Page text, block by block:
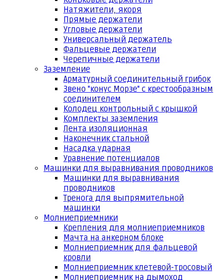
Натяжители, якоря
Прямые держатели
Угловые держатели
Универсальный держатель
Фальцевые держатели
Черепичные держатели
Заземление
Арматурный соединительный грибок
Звено "конус Морзе" с крестообразным
соединителем
Колодец контрольный с крышкой
Комплекты заземления
Лента изоляционная
Наконечник стальной
Насадка ударная
Уравнение потенциалов
Машинки для выравнивания проводников
Машинки для выравнивания
проводников
Тренога для выпрямительной
машинки
Молниеприемники
Крепления для молниеприемников
Мачта на анкерном блоке
Молниеприемник для фальцевой
кровли
Молниеприемник клетевой-тросовый
Молниеприемник на дымоход